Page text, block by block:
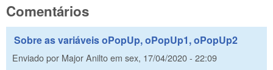
Comentários
Sobre as variáveis oPopUp, oPopUp1, oPopUp2
Enviado por Major Aniltoem sex, 17/04/2020 - 22:09